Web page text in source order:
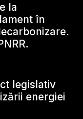
la
în
legislativ
energiei